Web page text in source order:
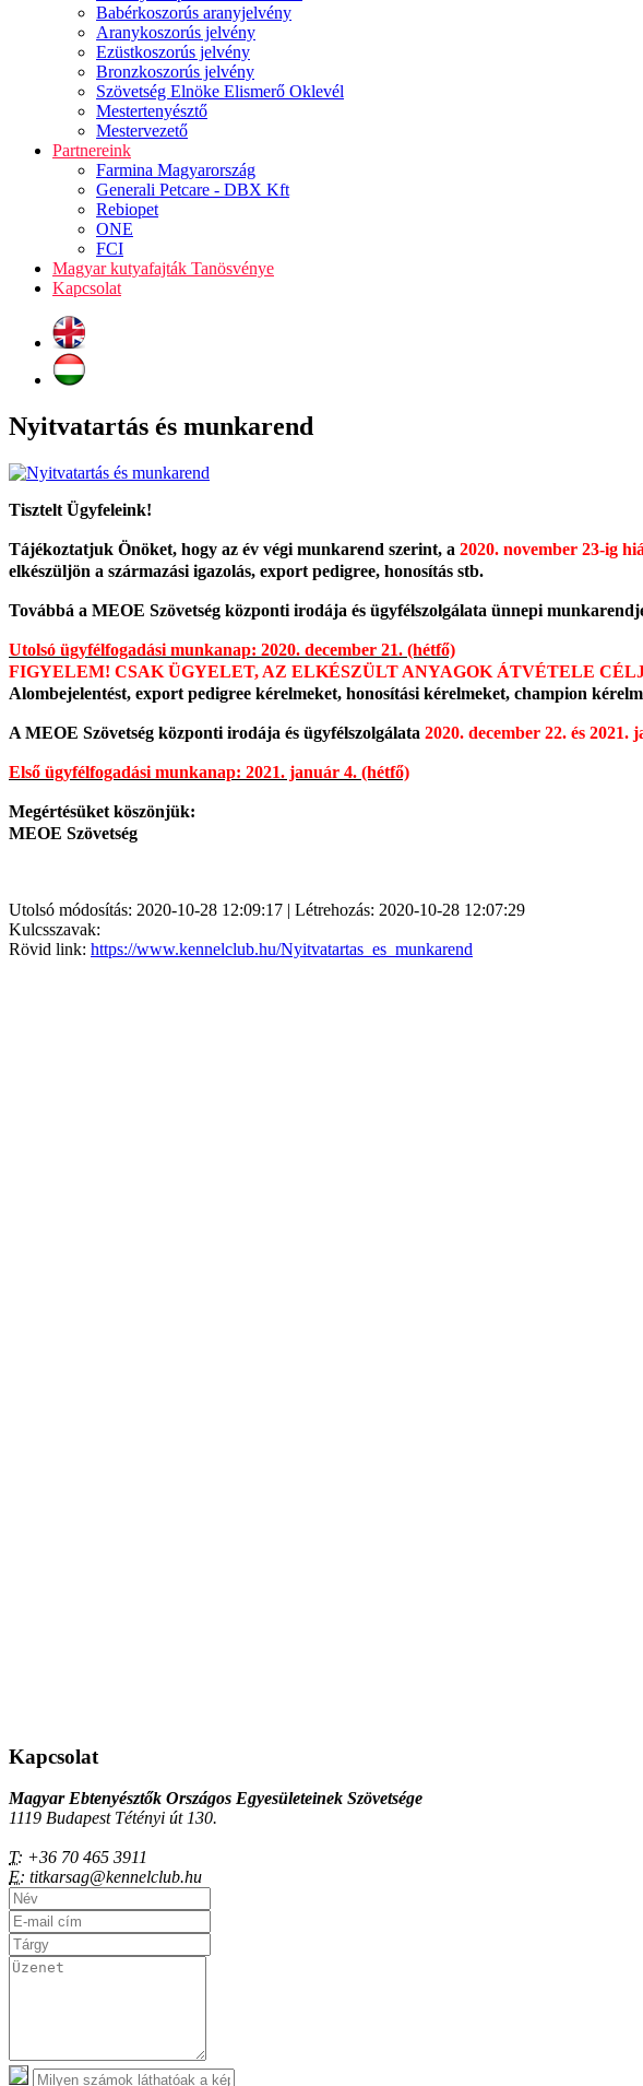
Babérkoszorús aranyjelvény
Aranykoszorús jelvény
Ezüstkoszorús jelvény
Bronzkoszorús jelvény
Szövetség Elnöke Elismerő Oklevél
Mestertenyésztő
Mestervezető
Partnereink
Farmina Magyarország
Generali Petcare - DBX Kft
Rebiopet
ONE
FCI
Magyar kutyafajták Tanösvénye
Kapcsolat
Nyitvatartás és munkarend
Tisztelt Ügyfeleink!
Tájékoztatjuk Önöket, hogy az év végi munkarend szerint, a 2020. november 23-ig
elkészüljön a származási igazolás, export pedigree, honosítás stb.
Továbbá a MEOE Szövetség központi irodája és ügyfélszolgálata ünnepi
Utolsó ügyfélfogadási munkanap: 2020. december 21. (hétfő)
FIGYELEM! CSAK ÜGYELET, AZ ELKÉSZÜLT ANYAGOK ÁTVÉTELE
Alombejelentést, export pedigree kérelmeket, honosítási kérelmeket, champion
A MEOE Szövetség központi irodája és ügyfélszolgálata 2020. december 22. és
Első ügyfélfogadási munkanap: 2021. január 4. (hétfő)
Megértésüket köszönjük:
MEOE Szövetség
Utolsó módosítás: 2020-10-28 12:09:17 | Létrehozás: 2020-10-28 12:07:29
Kulcsszavak:
Rövid link: https://www.kennelclub.hu/Nyitvatartas_es_munkarend
Kapcsolat
Magyar Ebtenyésztők Országos Egyesületeinek Szövetsége
1119 Budapest Tétényi út 130.
T: +36 70 465 3911
E: titkarsag@kennelclub.hu